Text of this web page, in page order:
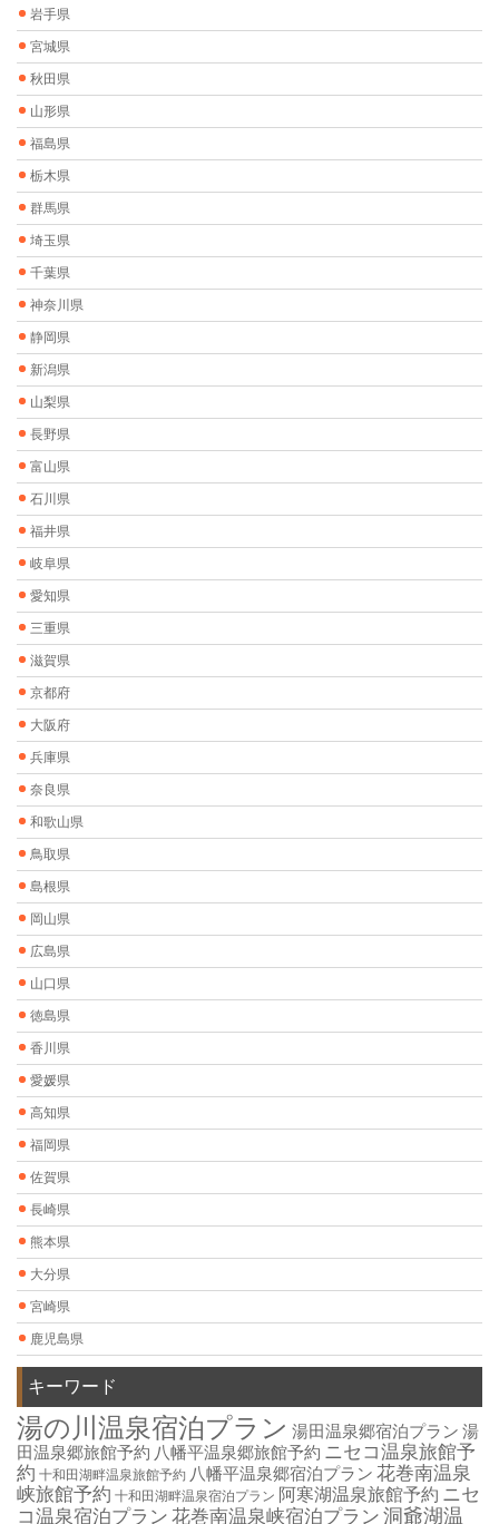
岩手県
宮城県
秋田県
山形県
福島県
栃木県
群馬県
埼玉県
千葉県
神奈川県
静岡県
新潟県
山梨県
長野県
富山県
石川県
福井県
岐阜県
愛知県
三重県
滋賀県
京都府
大阪府
兵庫県
奈良県
和歌山県
鳥取県
島根県
岡山県
広島県
山口県
徳島県
香川県
愛媛県
高知県
福岡県
佐賀県
長崎県
熊本県
大分県
宮崎県
鹿児島県
キーワード
湯の川温泉宿泊プラン 湯田温泉郷宿泊プラン 湯
田温泉郷旅館予約 八幡平温泉郷旅館予約 ニセコ温泉旅館予
約 十和田湖畔温泉旅館予約 八幡平温泉郷宿泊プラン 花巻南温泉
峡旅館予約 十和田湖畔温泉宿泊プラン 阿寒湖温泉旅館予約 ニセ
コ温泉宿泊プラン 花巻南温泉峡宿泊プラン 洞爺湖温